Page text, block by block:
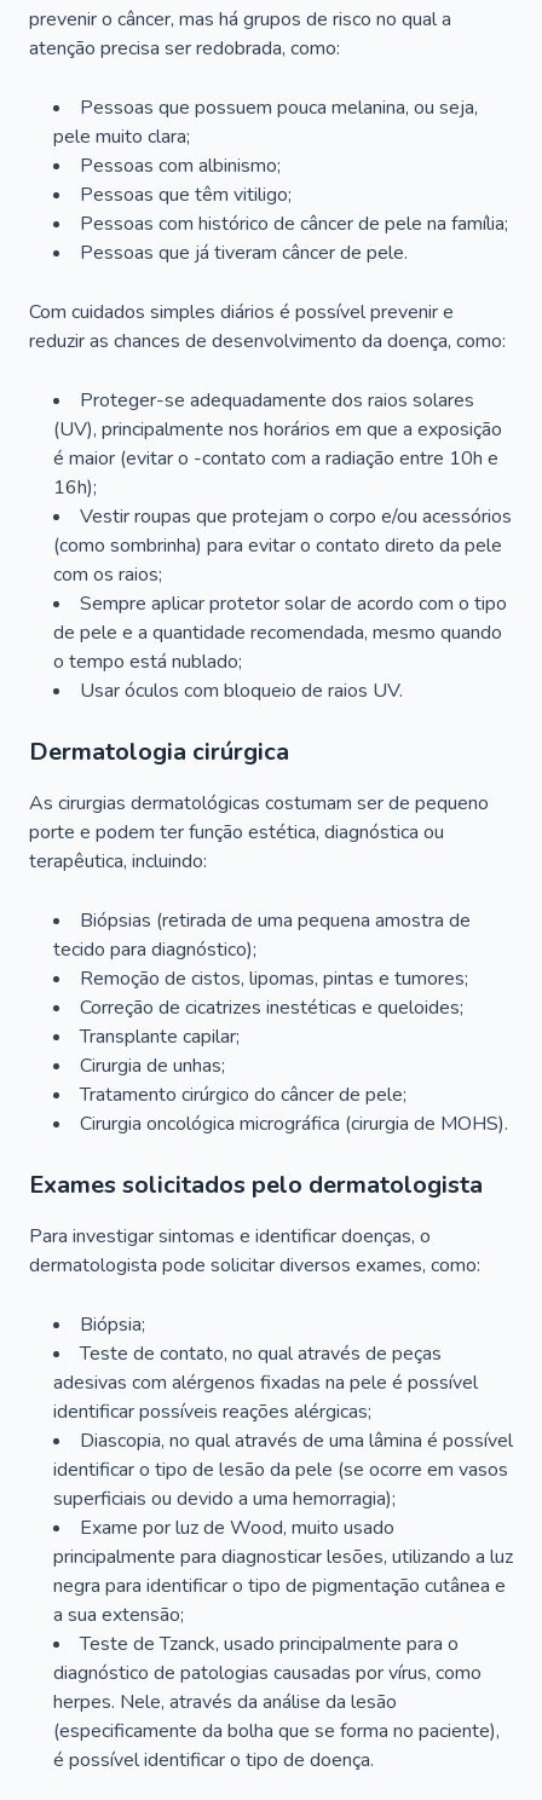
prevenir o câncer, mas há grupos de risco no qual a
atenção precisa ser redobrada, como:
Pessoas que possuem pouca melanina, ou seja,
pele muito clara;
Pessoas com albinismo;
Pessoas que têm vitiligo;
Pessoas com histórico de câncer de pele na família;
Pessoas que já tiveram câncer de pele.
Com cuidados simples diários é possível prevenir e
reduzir as chances de desenvolvimento da doença, como:
Proteger-se adequadamente dos raios solares
(UV), principalmente nos horários em que a exposição
é maior (evitar o -contato com a radiação entre 10h e
16h);
Vestir roupas que protejam o corpo e/ou acessórios
(como sombrinha) para evitar o contato direto da pele
com os raios;
Sempre aplicar protetor solar de acordo com o tipo
de pele e a quantidade recomendada, mesmo quando
o tempo está nublado;
Usar óculos com bloqueio de raios UV.
Dermatologia cirúrgica
As cirurgias dermatológicas costumam ser de pequeno
porte e podem ter função estética, diagnóstica ou
terapêutica, incluindo:
Biópsias (retirada de uma pequena amostra de
tecido para diagnóstico);
Remoção de cistos, lipomas, pintas e tumores;
Correção de cicatrizes inestéticas e queloides;
Transplante capilar;
Cirurgia de unhas;
Tratamento cirúrgico do câncer de pele;
Cirurgia oncológica micrográfica (cirurgia de MOHS).
Exames solicitados pelo dermatologista
Para investigar sintomas e identificar doenças, o
dermatologista pode solicitar diversos exames, como:
Biópsia;
Teste de contato, no qual através de peças
adesivas com alérgenos fixadas na pele é possível
identificar possíveis reações alérgicas;
Diascopia, no qual através de uma lâmina é possível
identificar o tipo de lesão da pele (se ocorre em vasos
superficiais ou devido a uma hemorragia);
Exame por luz de Wood, muito usado
principalmente para diagnosticar lesões, utilizando a luz
negra para identificar o tipo de pigmentação cutânea e
a sua extensão;
Teste de Tzanck, usado principalmente para o
diagnóstico de patologias causadas por vírus, como
herpes. Nele, através da análise da lesão
(especificamente da bolha que se forma no paciente),
é possível identificar o tipo de doença.